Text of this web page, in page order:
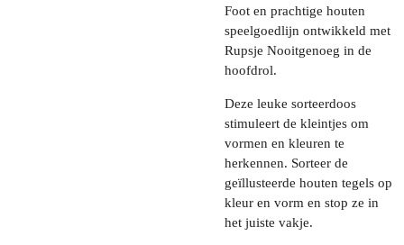
Foot en prachtige houten
speelgoedlijn ontwikkeld met
Rupsje Nooitgenoeg in de
hoofdrol.
Deze leuke sorteerdoos
stimuleert de kleintjes om
vormen en kleuren te
herkennen. Sorteer de
geïllusteerde houten tegels op
kleur en vorm en stop ze in
het juiste vakje.